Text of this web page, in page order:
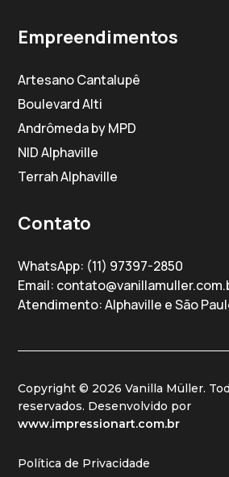
Empreendimentos
Artesano Cantalupê
Boulevard Alti
Andrômeda by MPD
NID Alphaville
Terrah Alphaville
Contato
WhatsApp: (11) 97397-2850
Email:
Atendimento: Alphaville e São
Copyright © 2026 Vanilla Müller.
reservados. Desenvolvido por
www.impressionart.com.br
Política de Privacidade